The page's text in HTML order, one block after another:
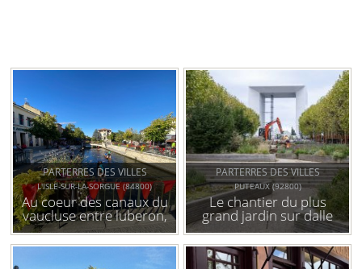
PARTERRES DES VILLES
L'ISLE-SUR-LA-SORGUE (84800)
Au coeur des canaux du
vaucluse entre luberon,
ventoux et alpilles, à
l'isle-sur-la-sorgue
PARTERRES DES VILLES
PUTEAUX (92800)
Le chantier du plus
grand jardin sur dalle
de france